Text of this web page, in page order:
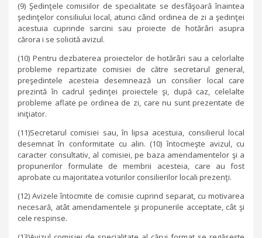
(9) Şedinţele comisiilor de specialitate se desfăşoară înaintea
şedinţelor consiliului local, atunci când ordinea de zi a şedinţei
acestuia cuprinde sarcini sau proiecte de hotărâri asupra
cărora i se solicită avizul.
(10) Pentru dezbaterea proiectelor de hotărâri sau a celorlalte
probleme repartizate comisiei de către secretarul general,
preşedintele acesteia desemnează un consilier local care
prezintă în cadrul şedinţei proiectele şi, după caz, celelalte
probleme aflate pe ordinea de zi, care nu sunt prezentate de
iniţiator.
(11)Secretarul comisiei sau, în lipsa acestuia, consilierul local
desemnat în conformitate cu alin. (10) întocmeşte avizul, cu
caracter consultativ, al comisiei, pe baza amendamentelor şi a
propunerilor formulate de membrii acesteia, care au fost
aprobate cu majoritatea voturilor consilierilor locali prezenţi.
(12) Avizele întocmite de comisie cuprind separat, cu motivarea
necesară, atât amendamentele şi propunerile acceptate, cât şi
cele respinse.